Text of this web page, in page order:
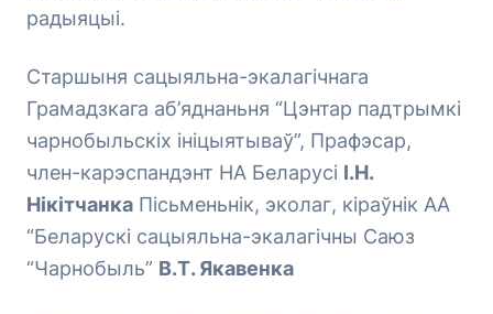
радыяцыі.
Старшыня сацыяльна-экалагічнага
Грамадзкага аб’яднаньня “Цэнтар падтрымкі
чарнобыльскіх ініцыятываў”, Прафэсар,
член-карэспандэнт НА Беларусі І.Н.
Нікітчанка Пісьменьнік, эколаг, кіраўнік АА
“Беларускі сацыяльна-экалагічны Саюз
“Чарнобыль” В.Т. Якавенка